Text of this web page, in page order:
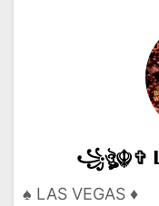
꧁ঔৣ☬✞
♠️ LAS VEGAS ♦️